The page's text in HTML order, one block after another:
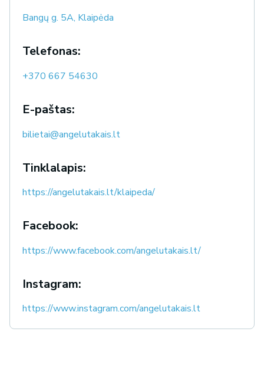
Bangų g. 5A, Klaipėda
Telefonas:
+370 667 54630
E-paštas:
bilietai@angelutakais.lt
Tinklalapis:
https://angelutakais.lt/klaipeda/
Facebook:
https://www.facebook.com/angelutakais.lt/
Instagram:
https://www.instagram.com/angelutakais.lt